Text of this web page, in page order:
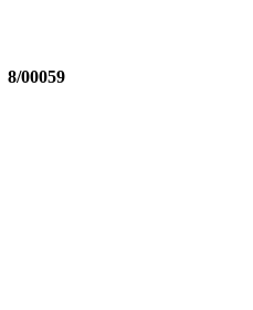
8/00059